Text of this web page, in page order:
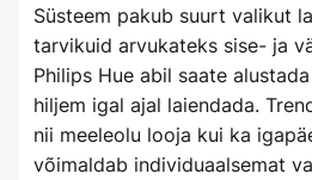
Süsteem pakub suurt valikut
tarvikuid arvukateks sise- ja
Philips Hue abil saate
hiljem igal ajal laiendada.
nii meeleolu looja kui ka
võimaldab individuaalsemat